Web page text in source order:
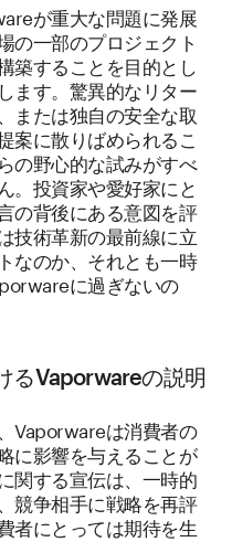
が重大な問題に発展
の一部のプロジェクト
築することを目的とし
ます。驚異的なリター
または独自の安全な取
案に散りばめられるこ
の野心的な試みがすべ
。投資家や愛好家にと
の背後にある意図を評
技術革新の最前線に立
なのか、それとも一時
に過ぎないの
るVaporwareの説明
Vaporwareは消費者の
に影響を与えることが
関する宣伝は、一時的
競争相手に戦略を再評
者にとっては期待を生